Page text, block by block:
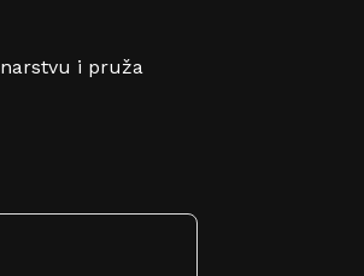
i pruža